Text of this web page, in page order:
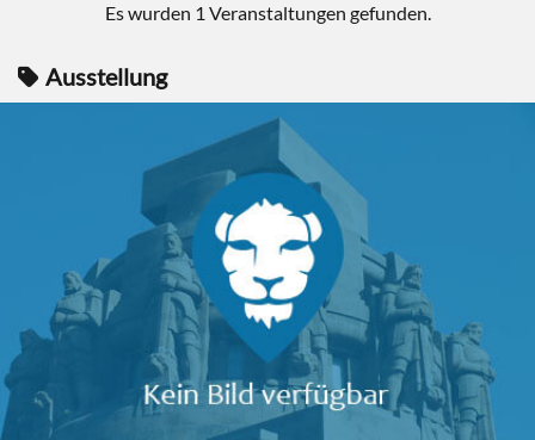
Es wurden 1 Veranstaltungen gefunden.
Ausstellung